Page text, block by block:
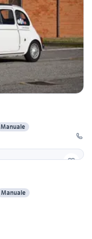
Manuale
Manuale